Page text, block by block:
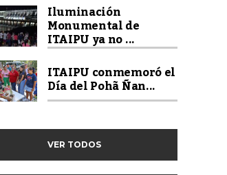
Iluminación
Monumental de
ITAIPU ya no ...
ITAIPU conmemoró el
Día del Pohã Ñan...
VER TODOS